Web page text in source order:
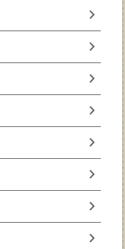
chevron_right
chevron_right
chevron_right
chevron_right
chevron_right
chevron_right
chevron_right
chevron_right